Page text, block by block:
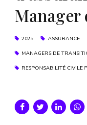
Manager
2025 ASSURANCE
MANAGERS DE
RESPONSABILITÉ CIVILE